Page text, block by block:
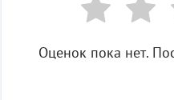
Оценок пока нет.